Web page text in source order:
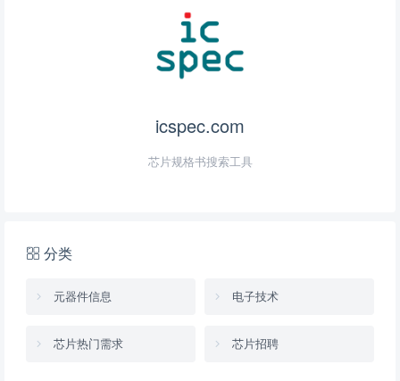
icspec.com
芯片规格书搜索工具
分类
元器件信息 电子技术
芯片热门需求 芯片招聘